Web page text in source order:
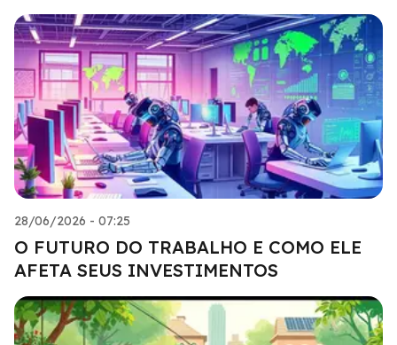
28/06/2026 - 07:25
O FUTURO DO TRABALHO E COMO ELE
AFETA SEUS INVESTIMENTOS